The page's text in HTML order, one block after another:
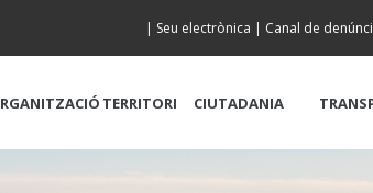
| Seu electrònica | Canal de
TERRITORI CIUTADANIA